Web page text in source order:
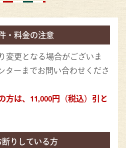
・料金の注意
変更となる場合がございま
ターまでお問い合わせくださ
方は、11,000円（税込）引と
断りしている方